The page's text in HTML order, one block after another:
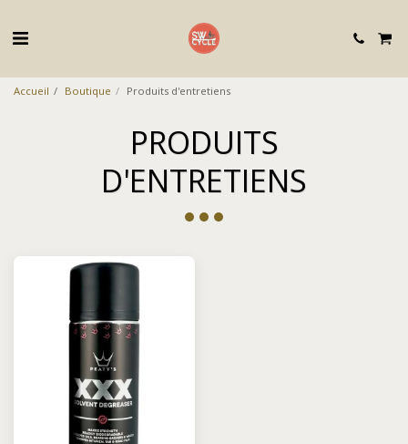
Accueil Boutique Produits d'entretiens
PRODUITS
D'ENTRETIENS